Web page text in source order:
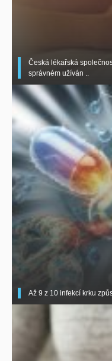
Česká lékařská
správném užíván ..
Až 9 z 10 infekcí krku